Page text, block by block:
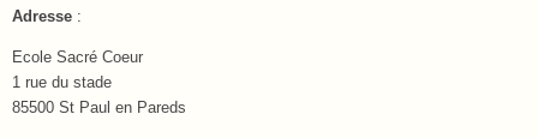
Adresse :
Ecole Sacré Coeur
1 rue du stade
85500 St Paul en Pareds